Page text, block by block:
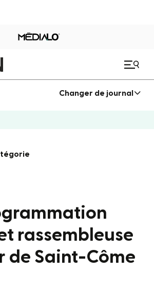
Changer de journal
rassembleuse
de Saint-Côme